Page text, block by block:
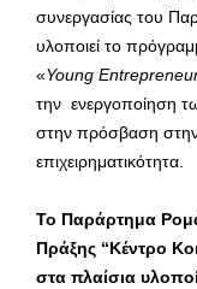
συνεργασίας του
υλοποιεί το
«Young
την ενεργοποίηση
στην πρόσβαση στην
επιχειρηματικότητα.
Το Παράρτημα
Πράξης “Κέντρο
στα πλαίσια